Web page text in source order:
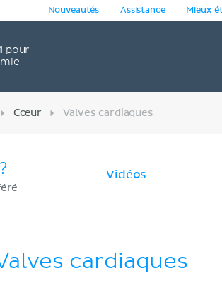
pour
Nouveautés Assistance Mieux
Cœur Valves cardiaques
Vidéos
cardiaques